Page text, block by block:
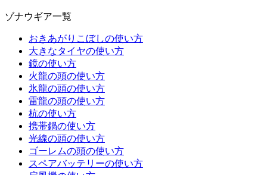
ゾナウギア一覧
おきあがりこぼしの使い方
大きなタイヤの使い方
鏡の使い方
火龍の頭の使い方
氷龍の頭の使い方
雷龍の頭の使い方
杭の使い方
携帯鍋の使い方
光線の頭の使い方
ゴーレムの頭の使い方
スペアバッテリーの使い方